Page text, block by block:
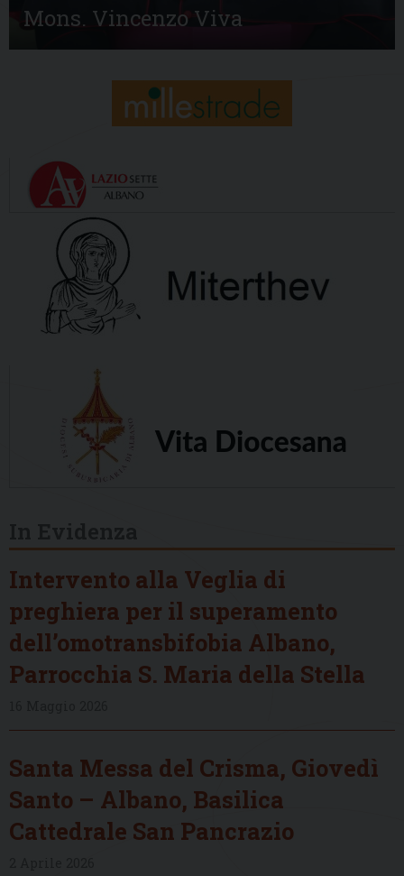
Mons. Vincenzo Viva
Intervento alla Veglia di
preghiera per il superamento
dell’omotransbifobia Albano,
Parrocchia S. Maria della Stella
Santa Messa del Crisma, Giovedì
Santo – Albano, Basilica
Cattedrale San Pancrazio